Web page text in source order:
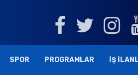
SPOR PROGRAMLAR İŞ